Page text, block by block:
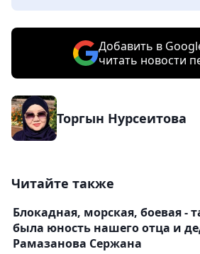
Добавить в
читать новости
Торгын Нурсеитова
Читайте также
Блокадная, морская, боевая -
была юность нашего отца и
Рамазанова Сержана